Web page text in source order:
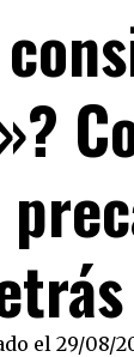
el 29/08/